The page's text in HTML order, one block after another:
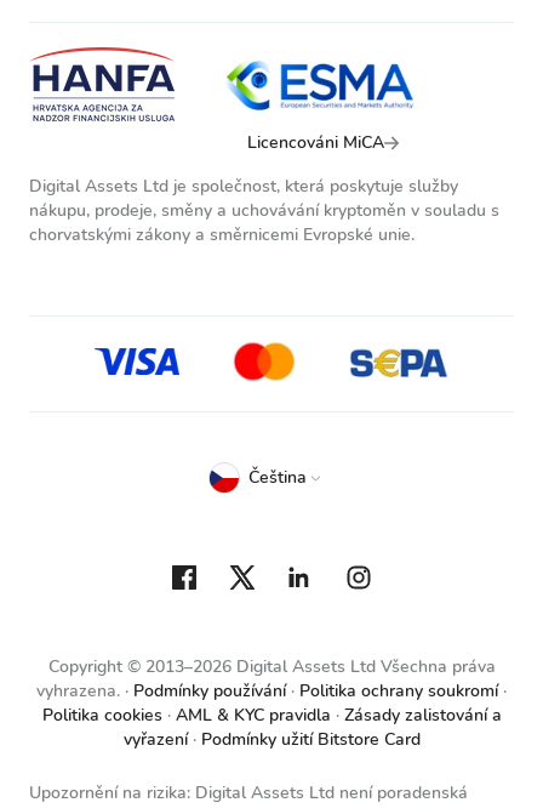
Licencováni MiCA
Digital Assets Ltd je společnost, která poskytuje služby
nákupu, prodeje, směny a uchovávání kryptoměn v souladu s
chorvatskými zákony a směrnicemi Evropské unie.
Copyright © 2013–2026 Digital Assets Ltd Všechna práva
vyhrazena.
Podmínky používání
Politika ochrany soukromí
Politika cookies
AML & KYC pravidla
Zásady zalistování a
vyřazení
Podmínky užití Bitstore Card
Čeština
Upozornění na rizika: Digital Assets Ltd není poradenská